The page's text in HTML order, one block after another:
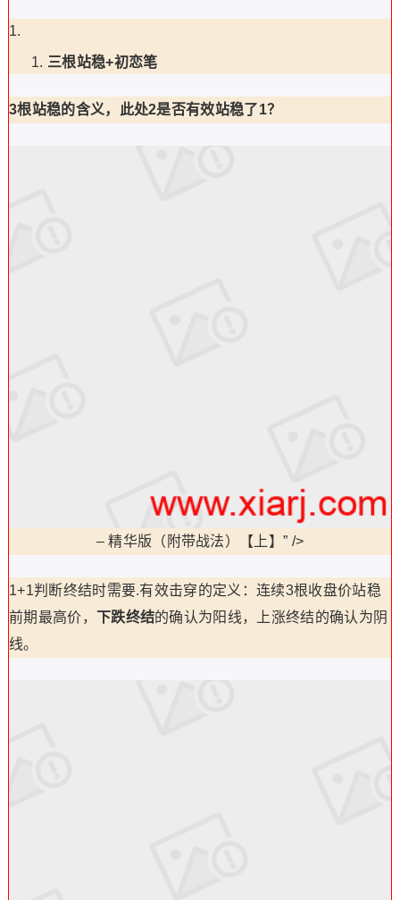
三根站稳+初恋笔
3根站稳的含义，此处2是否有效站稳了1？
–精华版（附带战法）【上】” />
1+1判断终结时需要.有效击穿的定义：连续3根收盘价站稳
前期最高价， 下跌终结的确认为阳线，上涨终结的确认为阴
线。